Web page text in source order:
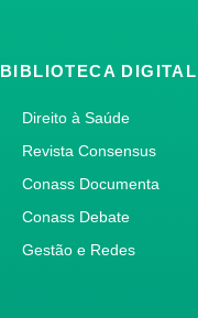
BIBLIOTECA DIGITAL
Direito à Saúde
Revista Consensus
Conass Documenta
Conass Debate
Gestão e Redes